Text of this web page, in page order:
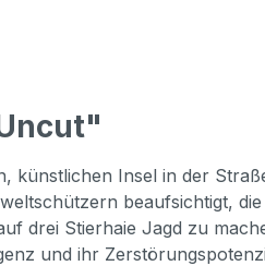
künstlichen Insel in der
beaufsichtigt,
drei Stierhaie Jagd zu
und ihr